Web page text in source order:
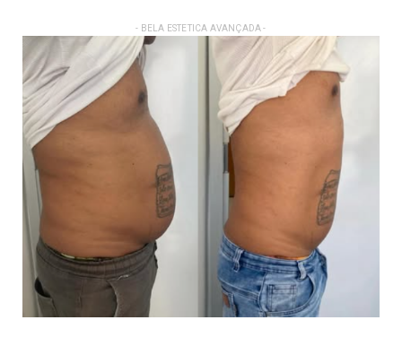
- BELA ESTETICA AVANÇADA -